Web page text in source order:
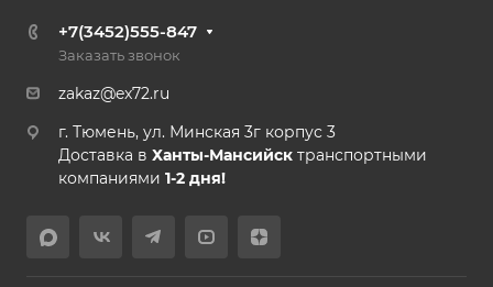
+7(3452)555-847
Заказать звонок
zakaz@ex72.ru
г. Тюмень, ул. Минская 3г корпус 3
Доставка в Ханты-Мансийск транспортными
компаниями 1-2 дня!